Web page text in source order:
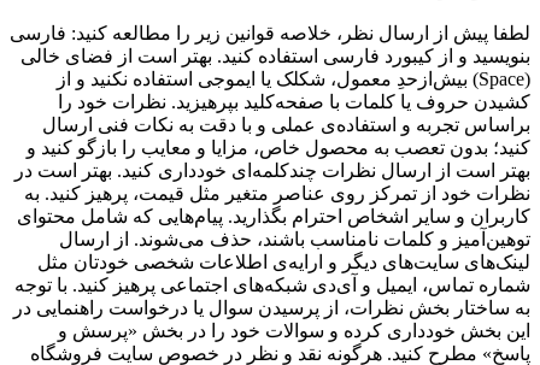
لطفا پیش از ارسال نظر، خلاصه قوانین زیر را مطالعه کنید: فارسی
بنویسید و از کیبورد فارسی استفاده کنید. بهتر است از فضای خالی
(Space) بیش‌از‌حدِ معمول، شکلک یا ایموجی استفاده نکنید و از
کشیدن حروف یا کلمات با صفحه‌کلید بپرهیزید. نظرات خود را
براساس تجربه و استفاده‌ی عملی و با دقت به نکات فنی ارسال
کنید؛ بدون تعصب به محصول خاص، مزایا و معایب را بازگو کنید و
بهتر است از ارسال نظرات چندکلمه‌‌ای خودداری کنید. بهتر است در
نظرات خود از تمرکز روی عناصر متغیر مثل قیمت، پرهیز کنید. به
کاربران و سایر اشخاص احترام بگذارید. پیام‌هایی که شامل محتوای
توهین‌آمیز و کلمات نامناسب باشند، حذف می‌شوند. از ارسال
لینک‌های سایت‌های دیگر و ارایه‌ی اطلاعات شخصی خودتان مثل
شماره تماس، ایمیل و آی‌دی شبکه‌های اجتماعی پرهیز کنید. با توجه
به ساختار بخش نظرات، از پرسیدن سوال یا درخواست راهنمایی در
این بخش خودداری کرده و سوالات خود را در بخش «پرسش و
پاسخ» مطرح کنید. هرگونه نقد و نظر در خصوص سایت فروشگاه